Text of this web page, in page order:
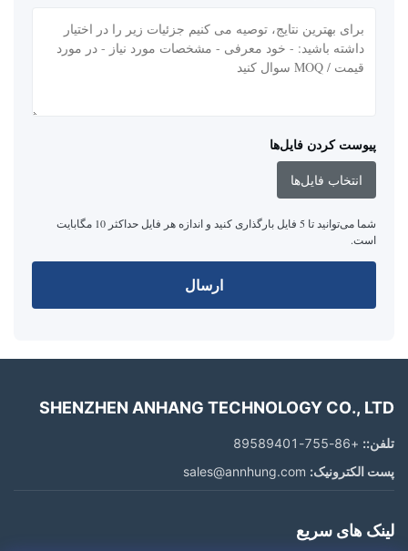
پیوست کردن فایل‌ها
انتخاب فایل‌ها
شما می‌توانید تا 5 فایل بارگذاری کنید و اندازه هر فایل حداکثر 10 مگابایت
است.
ارسال
SHENZHEN ANHANG TECHNOLOGY CO., LTD
تلفن:: +86-755-89589401
پست الکترونیک:
لینک های سریع